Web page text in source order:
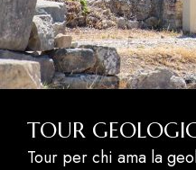
TOUR
Tour per chi ama la